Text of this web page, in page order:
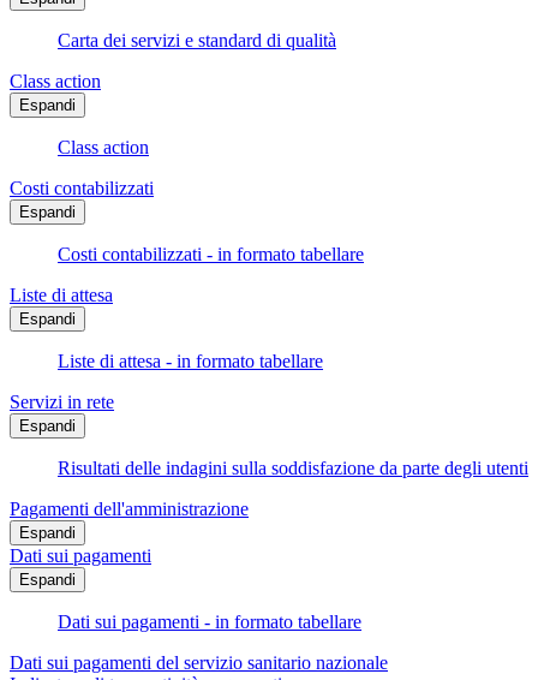
Carta dei servizi e standard di qualità
Class action
Espandi
Class action
Costi contabilizzati
Espandi
Costi contabilizzati - in formato tabellare
Liste di attesa
Espandi
Liste di attesa - in formato tabellare
Servizi in rete
Espandi
Risultati delle indagini sulla soddisfazione da parte degli utenti
Pagamenti dell'amministrazione
Espandi
Dati sui pagamenti
Espandi
Dati sui pagamenti - in formato tabellare
Dati sui pagamenti del servizio sanitario nazionale